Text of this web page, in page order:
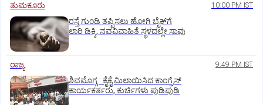
ತುಮಕೂರು 10:00 PM IST
ರಸ್ತೆ ಗುಂಡಿ ತಪ್ಪಿಸಲು ಹೋಗಿ ಬೈಕ್‌ಗೆ
ಲಾರಿ ಡಿಕ್ಕಿ, ನವವಿವಾಹಿತೆ ಸ್ಥಳದಲ್ಲೇ ಸಾವು
ರಾಜ್ಯ 9:49 PM IST
ಶಿವಮೊಗ್ಗ : ಕೈಕೈ ಮಿಲಾಯಿಸಿದ ಕಾಂಗ್ರೆಸ್
ಕಾರ್ಯಕರ್ತರು, ಕುರ್ಚಿಗಳು ಪುಡಿಪುಡಿ